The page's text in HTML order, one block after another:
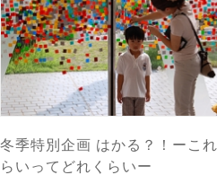
冬季特別企画 はかる？！ーこれ
らいってどれくらいー